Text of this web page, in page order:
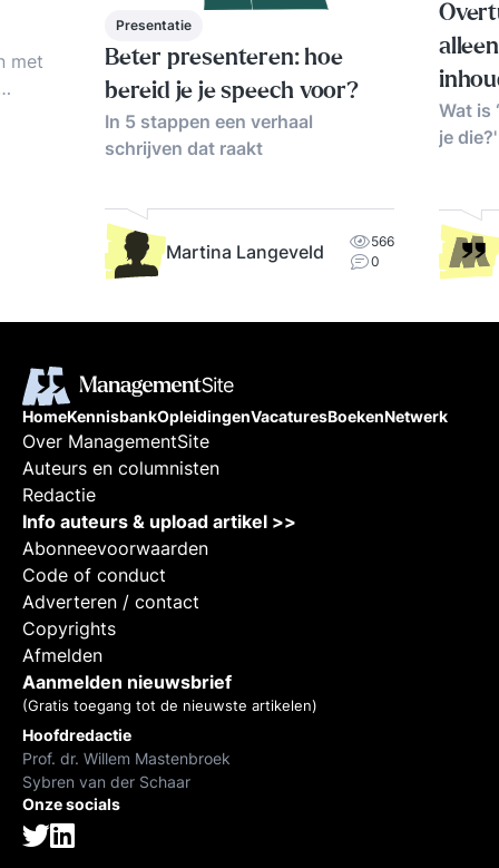
met
Presentatie
Beter presenteren: hoe
bereid je je speech voor?
In 5 stappen een verhaal
schrijven dat raakt
Martina Langeveld
566
0
Wat is
je die?'
HomeKennisbankOpleidingenVacaturesBoekenNetwerk
Over ManagementSite
Auteurs en columnisten
Redactie
Info auteurs & upload artikel >>
Abonneevoorwaarden
Code of conduct
Adverteren / contact
Copyrights
Afmelden
Aanmelden nieuwsbrief
(Gratis toegang tot de nieuwste artikelen)
Hoofdredactie
Prof. dr. Willem Mastenbroek
Sybren van der Schaar
Onze socials